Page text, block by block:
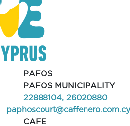
PAFOS
PAFOS MUNICIPALITY
22888104, 26020880
paphoscourt@caffenero.com.cy
CAFE